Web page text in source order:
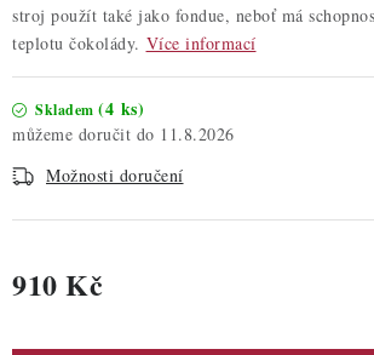
stroj použít také jako fondue, neboť má
teplotu čokolády. Více informací
Skladem (4 ks)
11.8.2026
Možnosti doručení
910 Kč